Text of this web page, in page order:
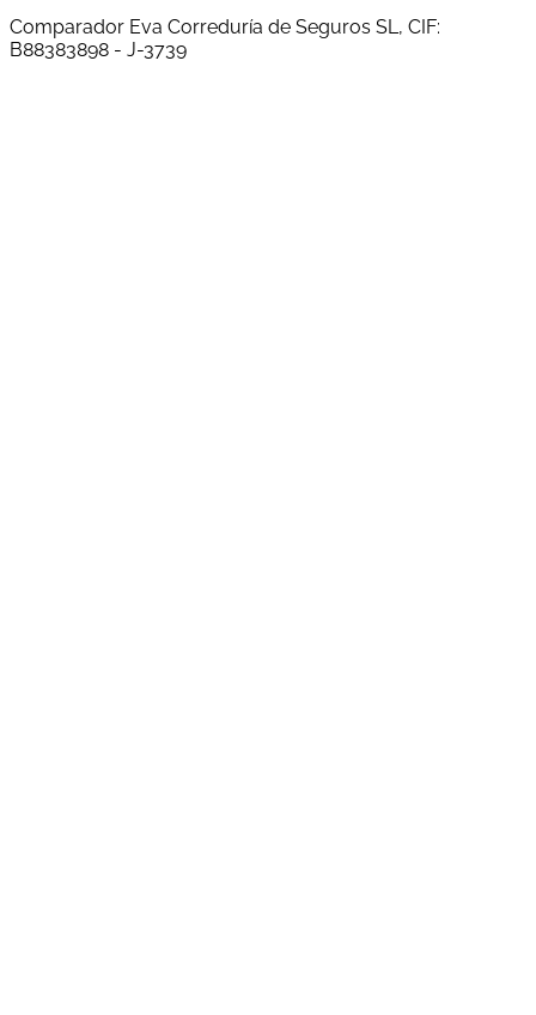
Comparador Eva Correduría de Seguros SL, CIF:
B88383898 - J-3739